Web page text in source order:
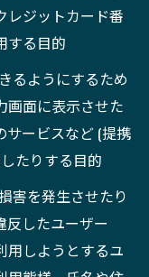
レジットカード番
する目的
るようにするため
画面に表示させた
サービスなど (提携
たりする目的
害を発生させたり
反したユーザー
用しようとするユ